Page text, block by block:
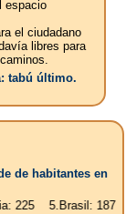
espacio
el ciudadano
libres para
tabú último.
de habitantes en
187